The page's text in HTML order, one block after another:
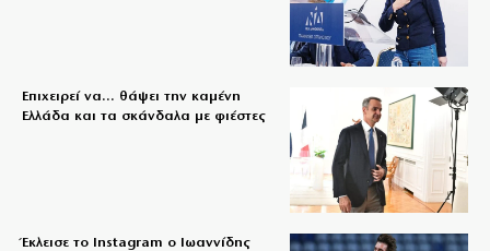
Επιχειρεί να… θάψει την καμένη
Ελλάδα και τα σκάνδαλα με φιέστες
Έκλεισε το Instagram ο Ιωαννίδης